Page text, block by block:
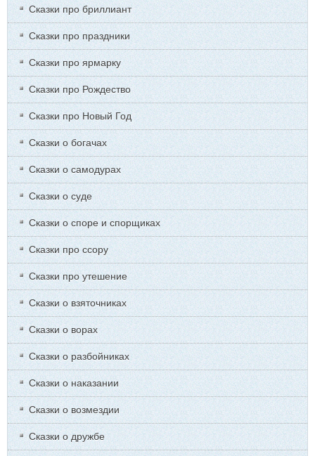
Сказки про бриллиант
Сказки про праздники
Сказки про ярмарку
Сказки про Рождество
Сказки про Новый Год
Сказки о богачах
Сказки о самодурах
Сказки о суде
Сказки о споре и спорщиках
Сказки про ссору
Сказки про утешение
Сказки о взяточниках
Сказки о ворах
Сказки о разбойниках
Сказки о наказании
Сказки о возмездии
Сказки о дружбе